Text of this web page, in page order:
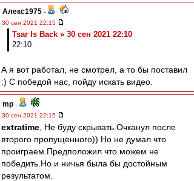
Алекс1975 -
30 сен 2021 22:15
Tsar Is Back » 30 сен 2021 22:10
22:10
А я вот работал, не смотрел, а то бы поставил
:) С победой нас, пойду искать видео.
mp -
30 сен 2021 22:15
extratime , Не буду скрывать.Очканул после
второго пропущенного)) Но не думал что
проиграем.Предположил что можем не
победить.Но и ничья была бы достойным
результатом.